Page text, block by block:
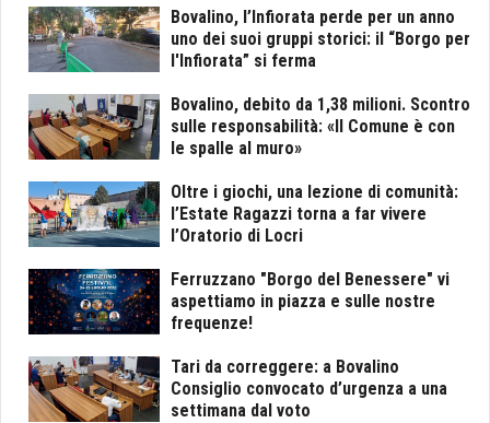
Bovalino, l’Infiorata perde per un anno
uno dei suoi gruppi storici: il “Borgo per
l'Infiorata” si ferma
Bovalino, debito da 1,38 milioni. Scontro
sulle responsabilità: «Il Comune è con
le spalle al muro»
Oltre i giochi, una lezione di comunità:
l’Estate Ragazzi torna a far vivere
l’Oratorio di Locri
Ferruzzano "Borgo del Benessere" vi
aspettiamo in piazza e sulle nostre
frequenze!
Tari da correggere: a Bovalino
Consiglio convocato d’urgenza a una
settimana dal voto